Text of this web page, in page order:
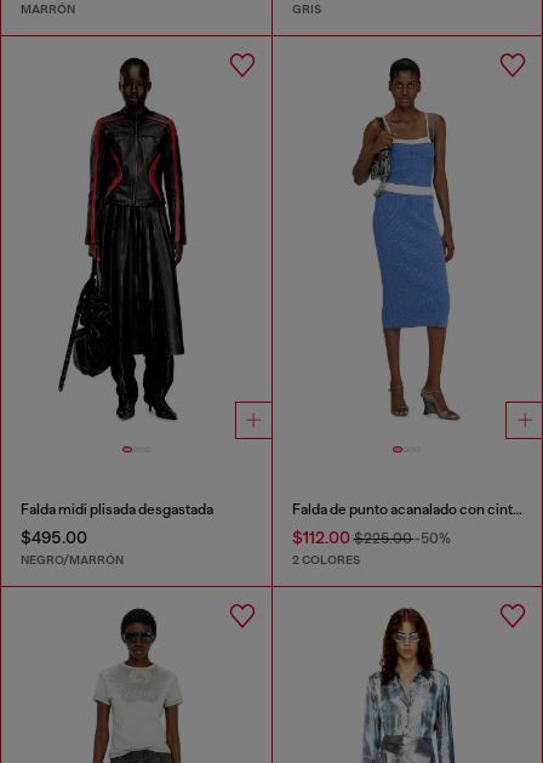
MARRÓN GRIS
Falda midi plisada desgastada
$495.00
NEGRO/MARRÓN
Falda de punto acanalado con cinturilla en contraste
$112.00$225.00-50%
2 COLORES